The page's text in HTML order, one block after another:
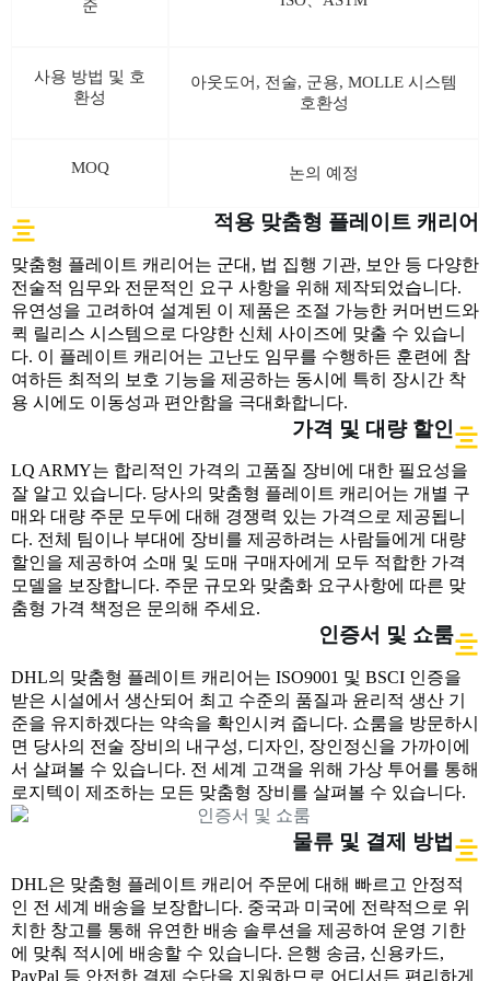
준
사용 방법 및 호
환성
아웃도어, 전술, 군용, MOLLE 시스템
호환성
MOQ 논의 예정
적용 맞춤형 플레이트 캐리어
맞춤형 플레이트 캐리어는 군대, 법 집행 기관, 보안 등 다양한
전술적 임무와 전문적인 요구 사항을 위해 제작되었습니다.
유연성을 고려하여 설계된 이 제품은 조절 가능한 커머번드와
퀵 릴리스 시스템으로 다양한 신체 사이즈에 맞출 수 있습니
다. 이 플레이트 캐리어는 고난도 임무를 수행하든 훈련에 참
여하든 최적의 보호 기능을 제공하는 동시에 특히 장시간 착
용 시에도 이동성과 편안함을 극대화합니다.
가격 및 대량 할인
LQ ARMY는 합리적인 가격의 고품질 장비에 대한 필요성을
잘 알고 있습니다. 당사의 맞춤형 플레이트 캐리어는 개별 구
매와 대량 주문 모두에 대해 경쟁력 있는 가격으로 제공됩니
다. 전체 팀이나 부대에 장비를 제공하려는 사람들에게 대량
할인을 제공하여 소매 및 도매 구매자에게 모두 적합한 가격
모델을 보장합니다. 주문 규모와 맞춤화 요구사항에 따른 맞
춤형 가격 책정은 문의해 주세요.
인증서 및 쇼룸
DHL의 맞춤형 플레이트 캐리어는 ISO9001 및 BSCI 인증을
받은 시설에서 생산되어 최고 수준의 품질과 윤리적 생산 기
준을 유지하겠다는 약속을 확인시켜 줍니다. 쇼룸을 방문하시
면 당사의 전술 장비의 내구성, 디자인, 장인정신을 가까이에
서 살펴볼 수 있습니다. 전 세계 고객을 위해 가상 투어를 통해
로지텍이 제조하는 모든 맞춤형 장비를 살펴볼 수 있습니다.
물류 및 결제 방법
DHL은 맞춤형 플레이트 캐리어 주문에 대해 빠르고 안정적
인 전 세계 배송을 보장합니다. 중국과 미국에 전략적으로 위
치한 창고를 통해 유연한 배송 솔루션을 제공하여 운영 기한
에 맞춰 적시에 배송할 수 있습니다. 은행 송금, 신용카드,
PayPal 등 안전한 결제 수단을 지원하므로 어디서든 편리하게